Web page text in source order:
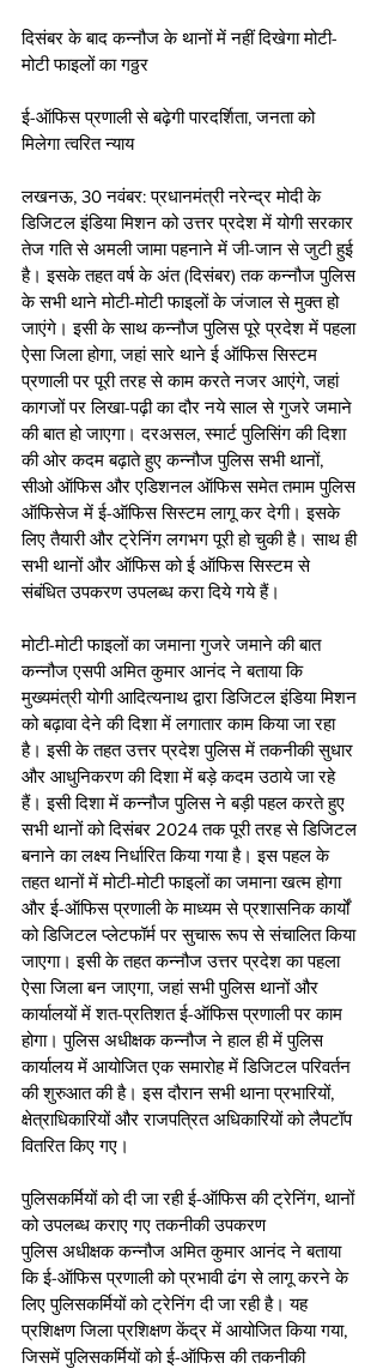
दिसंबर के बाद कन्नौज के थानों में नहीं दिखेगा मोटी-
मोटी फाइलों का गठ्ठर
ई-ऑफिस प्रणाली से बढ़ेगी पारदर्शिता, जनता को
मिलेगा त्वरित न्याय
लखनऊ, 30 नवंबर: प्रधानमंत्री नरेन्द्र मोदी के
डिजिटल इंडिया मिशन को उत्तर प्रदेश में योगी सरकार
तेज गति से अमली जामा पहनाने में जी-जान से जुटी हुई
है। इसके तहत वर्ष के अंत (दिसंबर) तक कन्नौज पुलिस
के सभी थाने मोटी-मोटी फाइलों के जंजाल से मुक्त हो
जाएंगे। इसी के साथ कन्नौज पुलिस पूरे प्रदेश में पहला
ऐसा जिला होगा, जहां सारे थाने ई ऑफिस सिस्टम
प्रणाली पर पूरी तरह से काम करते नजर आएंगे, जहां
कागजों पर लिखा-पढ़ी का दौर नये साल से गुजरे जमाने
की बात हो जाएगा। दरअसल, स्मार्ट पुलिसिंग की दिशा
की ओर कदम बढ़ाते हुए कन्नौज पुलिस सभी थानों,
सीओ ऑफिस और एडिशनल ऑफिस समेत तमाम पुलिस
ऑफिसेज में ई-ऑफिस सिस्टम लागू कर देगी। इसके
लिए तैयारी और ट्रेनिंग लगभग पूरी हो चुकी है। साथ ही
सभी थानों और ऑफिस को ई ऑफिस सिस्टम से
संबंधित उपकरण उपलब्ध करा दिये गये हैं।
मोटी-मोटी फाइलों का जमाना गुजरे जमाने की बात
कन्नौज एसपी अमित कुमार आनंद ने बताया कि
मुख्यमंत्री योगी आदित्यनाथ द्वारा डिजिटल इंडिया मिशन
को बढ़ावा देने की दिशा में लगातार काम किया जा रहा
है। इसी के तहत उत्तर प्रदेश पुलिस में तकनीकी सुधार
और आधुनिकरण की दिशा में बड़े कदम उठाये जा रहे
हैं। इसी दिशा में कन्नौज पुलिस ने बड़ी पहल करते हुए
सभी थानों को दिसंबर 2024 तक पूरी तरह से डिजिटल
बनाने का लक्ष्य निर्धारित किया गया है। इस पहल के
तहत थानों में मोटी-मोटी फाइलों का जमाना खत्म होगा
और ई-ऑफिस प्रणाली के माध्यम से प्रशासनिक कार्यों
को डिजिटल प्लेटफॉर्म पर सुचारू रूप से संचालित किया
जाएगा। इसी के तहत कन्नौज उत्तर प्रदेश का पहला
ऐसा जिला बन जाएगा, जहां सभी पुलिस थानों और
कार्यालयों में शत-प्रतिशत ई-ऑफिस प्रणाली पर काम
होगा। पुलिस अधीक्षक कन्नौज ने हाल ही में पुलिस
कार्यालय में आयोजित एक समारोह में डिजिटल परिवर्तन
की शुरुआत की है। इस दौरान सभी थाना प्रभारियों,
क्षेत्राधिकारियों और राजपत्रित अधिकारियों को लैपटॉप
वितरित किए गए।
पुलिसकर्मियों को दी जा रही ई-ऑफिस की ट्रेनिंग, थानों
को उपलब्ध कराए गए तकनीकी उपकरण
पुलिस अधीक्षक कन्नौज अमित कुमार आनंद ने बताया
कि ई-ऑफिस प्रणाली को प्रभावी ढंग से लागू करने के
लिए पुलिसकर्मियों को ट्रेनिंग दी जा रही है। यह
प्रशिक्षण जिला प्रशिक्षण केंद्र में आयोजित किया गया,
जिसमें पुलिसकर्मियों को ई-ऑफिस की तकनीकी